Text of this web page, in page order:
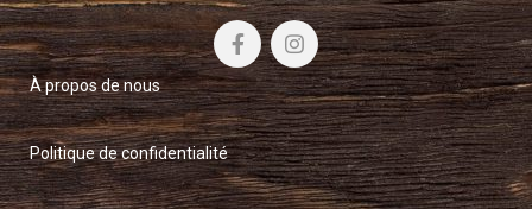
À propos de nous
Politique de confidentialité